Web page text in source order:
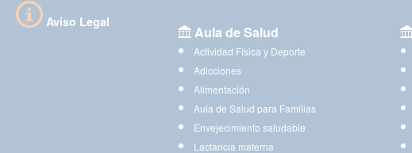
Aviso Legal
Aula de Salud
Actividad Física y Deporte
Adicciones
Alimentación
Aula de Salud para Familias
Envejecimiento saludable
Lactancia materna